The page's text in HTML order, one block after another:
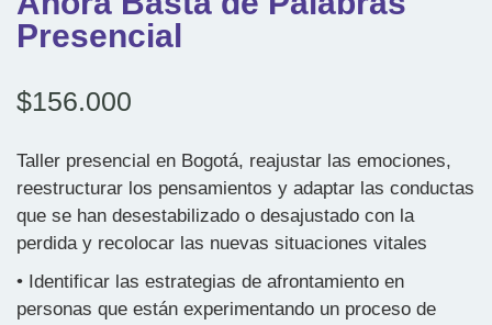
Presencial
$156.000
Taller presencial en Bogotá, reajustar las emociones,
reestructurar los pensamientos y adaptar las conductas
que se han desestabilizado o desajustado con la
perdida y recolocar las nuevas situaciones vitales
• Identificar las estrategias de afrontamiento en
personas que están experimentando un proceso de